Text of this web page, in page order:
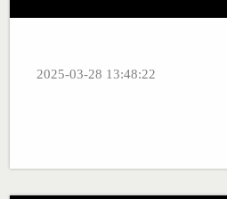
2025-03-28 13:48:22